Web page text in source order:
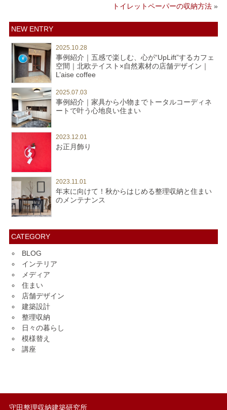
トイレットペーパーの収納方法 »
NEW ENTRY
2025.10.28
事例紹介｜五感で楽しむ、心が“UpLift”するカフェ
空間｜北欧テイスト×自然素材の店舗デザイン｜
L’aise coffee
2025.07.03
事例紹介｜家具から小物までトータルコーディネ
ートで叶う心地良い住まい
2023.12.01
お正月飾り
2023.11.01
年末に向けて！秋からはじめる整理収納と住まい
のメンテナンス
CATEGORY
BLOG
インテリア
メディア
住まい
店舗デザイン
建築設計
整理収納
日々の暮らし
模様替え
講座
守田整理収納建築研究所